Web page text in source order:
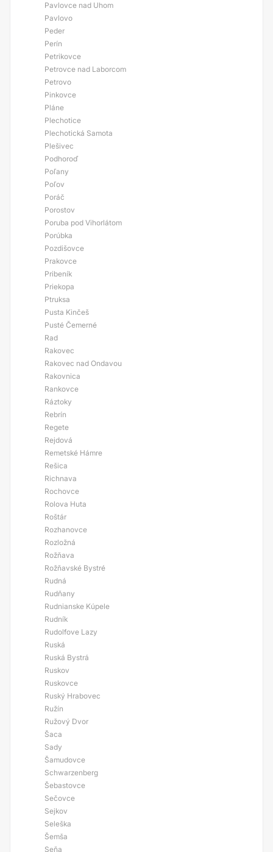
Pavlovce nad Uhom
Pavlovo
Peder
Perín
Petrikovce
Petrovce nad Laborcom
Petrovo
Pinkovce
Pláne
Plechotice
Plechotická Samota
Plešivec
Podhoroď
Poľany
Poľov
Poráč
Porostov
Poruba pod Vihorlátom
Porúbka
Pozdišovce
Prakovce
Pribeník
Priekopa
Ptruksa
Pusta Kinčeš
Pusté Čemerné
Rad
Rakovec
Rakovec nad Ondavou
Rakovnica
Rankovce
Ráztoky
Rebrín
Regete
Rejdová
Remetské Hámre
Rešica
Richnava
Rochovce
Rolova Huta
Roštár
Rozhanovce
Rozložná
Rožňava
Rožňavské Bystré
Rudná
Rudňany
Rudnianske Kúpele
Rudník
Rudolfove Lazy
Ruská
Ruská Bystrá
Ruskov
Ruskovce
Ruský Hrabovec
Ružín
Ružový Dvor
Šaca
Sady
Šamudovce
Schwarzenberg
Šebastovce
Sečovce
Sejkov
Seleška
Šemša
Seňa